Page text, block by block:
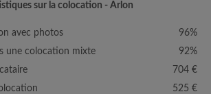
sur la colocation - Arlon
avec photos
96%
une colocation mixte
92%
704 €
525 €